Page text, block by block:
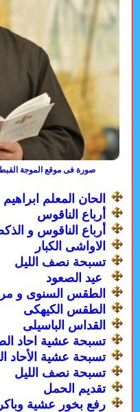
صورة فى موقع الموجة
الحان المعلم ابراهيم
أرباع الناقوس
أرباع الناقوس و
الاواشى الكبار
تسبحة نصف الليل
عيد الصعود
الطقس السنوى و
الطقس الكيهكى
القداس الباسيلى
تسبحة عشية احاد
تسبحة عشية الأحاد
تسبحة نصف الليل
تقديم الحمل
رفع بخور عشية وباكر